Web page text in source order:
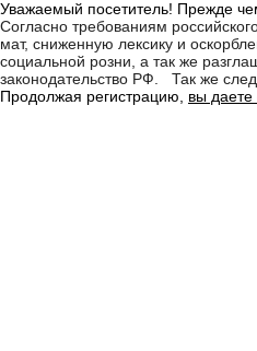
Уважаемый посетитель! Прежде
Согласно требованиям
мат, сниженную лексику и
социальной розни, а так же
законодательство РФ. Так же
Продолжая регистрацию, вы даете